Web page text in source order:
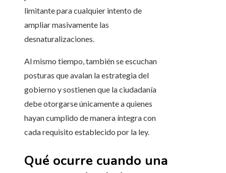
limitante para cualquier intento de
ampliar masivamente las
desnaturalizaciones.
Al mismo tiempo, también se escuchan
posturas que avalan la estrategia del
gobierno y sostienen que la ciudadanía
debe otorgarse únicamente a quienes
hayan cumplido de manera íntegra con
cada requisito establecido por la ley.
Qué ocurre cuando una